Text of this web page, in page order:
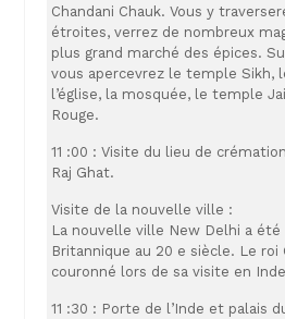
Chandani Chauk. Vous y
étroites, verrez de nombreux
plus grand marché des épices.
vous apercevrez le temple Sikh,
l’église, la mosquée, le temple
Rouge.
11 :00 : Visite du lieu de
Raj Ghat.
Visite de la nouvelle ville :
La nouvelle ville New Delhi a
Britannique au 20 e siècle. Le roi
couronné lors de sa visite en
11 :30 : Porte de l’Inde et palais